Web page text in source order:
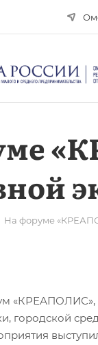
На форуме
«КРЕАПОЛИС»,
городской